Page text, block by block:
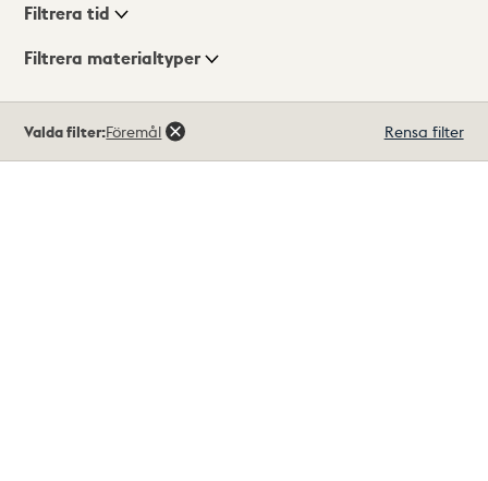
Visningsläge
Filtrera tid
Filtrera materialtyper
träffar
Valda filter:Föremål Rensa filter